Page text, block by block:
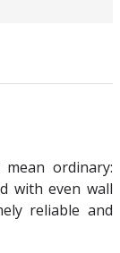
ordinary:
with even wall
reliable and